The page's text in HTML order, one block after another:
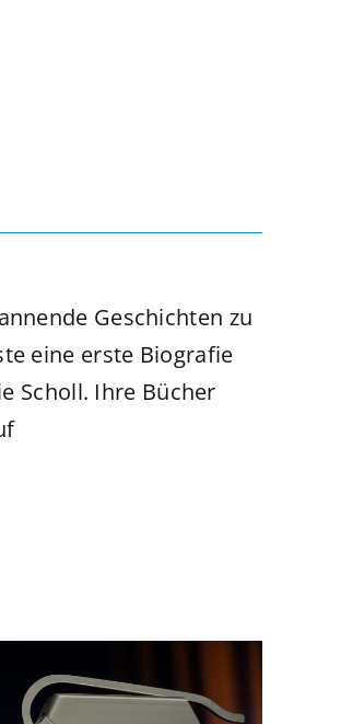
Geschichten zu
eine erste Biografie
Scholl. Ihre Bücher